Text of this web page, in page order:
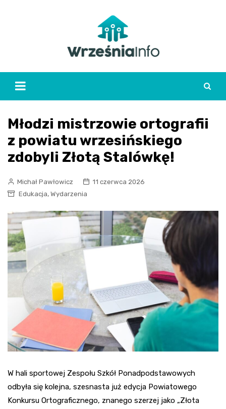
Młodzi mistrzowie ortografii
z powiatu wrzesińskiego
zdobyli Złotą Stalówkę!
Michał Pawłowicz
11 czerwca 2026
Edukacja, Wydarzenia
W hali sportowej Zespołu Szkół Ponadpodstawowych
odbyła się kolejna, szesnasta już edycja Powiatowego
Konkursu Ortograficznego, znanego szerzej jako „Złota